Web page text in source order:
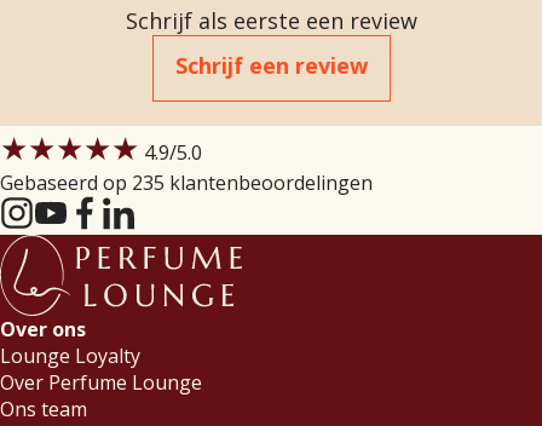
Schrijf als eerste een review
Schrijf een review
★★★★★ 4.9/5.0
Gebaseerd op 235 klantenbeoordelingen
Over ons
Lounge Loyalty
Over Perfume Lounge
Ons team